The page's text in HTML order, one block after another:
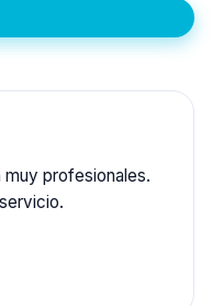
profesionales.